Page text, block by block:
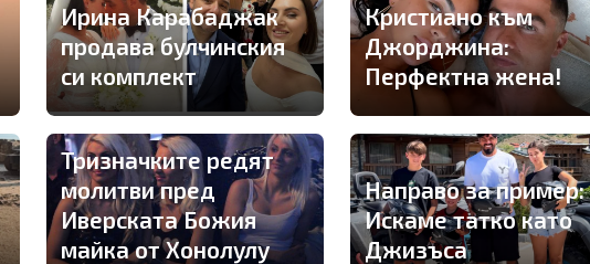
Ирина Карабаджак
продава булчинския
си комплект
Кристиано към
Джорджина:
Перфектна жена!
Тризначките редят
молитви пред
Иверската Божия
майка от Хонолулу
Направо за пример:
Искаме татко като
Джизъса